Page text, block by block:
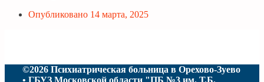
Опубликовано 14 марта, 2025
©2026 Психиатрическая больница в Орехово-Зуево
• ГБУЗ Московской области "ПБ №3 им. Т.Б.